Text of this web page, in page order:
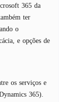
365 da
ter
o
e opções de
os serviços e
365).